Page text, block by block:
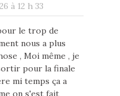
à 12 h 33
le trop de
nous a plus
, Moi même , je
pour la finale
mi temps ça a
on s'est fait